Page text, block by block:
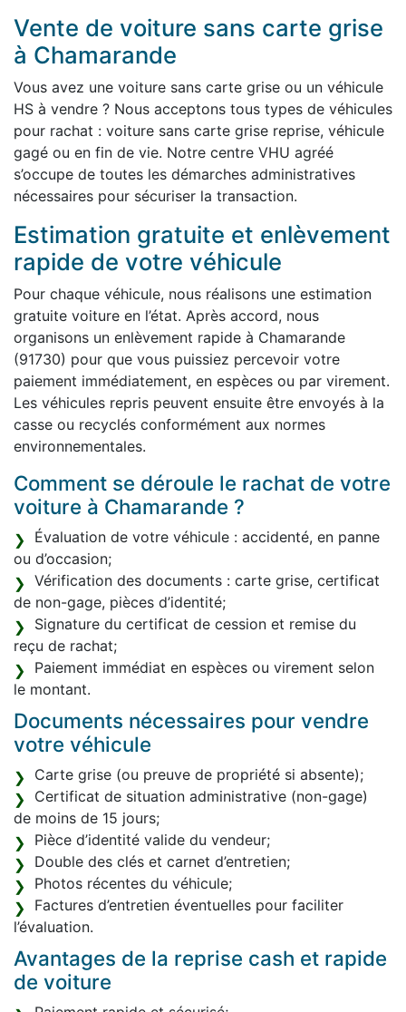
Vente de voiture sans carte grise
à Chamarande
Vous avez une voiture sans carte grise ou un véhicule
HS à vendre ? Nous acceptons tous types de véhicules
pour rachat : voiture sans carte grise reprise, véhicule
gagé ou en fin de vie. Notre centre VHU agréé
s’occupe de toutes les démarches administratives
nécessaires pour sécuriser la transaction.
Estimation gratuite et enlèvement
rapide de votre véhicule
Pour chaque véhicule, nous réalisons une estimation
gratuite voiture en l’état. Après accord, nous
organisons un enlèvement rapide à Chamarande
(91730) pour que vous puissiez percevoir votre
paiement immédiatement, en espèces ou par virement.
Les véhicules repris peuvent ensuite être envoyés à la
casse ou recyclés conformément aux normes
environnementales.
Comment se déroule le rachat de votre
voiture à Chamarande ?
Évaluation de votre véhicule : accidenté, en panne
ou d’occasion;
Vérification des documents : carte grise, certificat
de non-gage, pièces d’identité;
Signature du certificat de cession et remise du
reçu de rachat;
Paiement immédiat en espèces ou virement selon
le montant.
Documents nécessaires pour vendre
votre véhicule
Carte grise (ou preuve de propriété si absente);
Certificat de situation administrative (non-gage)
de moins de 15 jours;
Pièce d’identité valide du vendeur;
Double des clés et carnet d’entretien;
Photos récentes du véhicule;
Factures d’entretien éventuelles pour faciliter
l’évaluation.
Avantages de la reprise cash et rapide
de voiture